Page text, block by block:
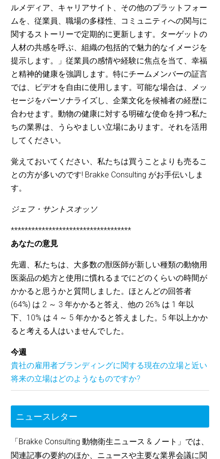
ルメディア、キャリアサイト、その他のプラットフォー
ムを、従業員、職場の多様性、コミュニティへの関与に
関するストーリーで定期的に更新します。ターゲットの
人材の共感を呼ぶ、組織の包括的で魅力的なイメージを
提示します。」従業員の感情や経験に焦点を当て、幸福
と精神的健康を強調します。特にチームメンバーの証言
では、ビデオを自由に使用します。可能な場合は、メッ
セージをパーソナライズし、企業文化を候補者の経歴に
合わせます。動物の健康に対する明確な使命を持つ私た
ちの業界は、うらやましい立場にあります。それを活用
してください。
覚えておいてください、私たちは買うことよりも売るこ
との方が多いのです! Brakke Consulting がお手伝いしま
す。
ジェフ・サントスオッソ
***********************************
あなたの意見
先週、私たちは、大多数の獣医師が新しい種類の動物用
医薬品の処方と使用に慣れるまでにどのくらいの時間が
かかると思うかと質問しました。ほとんどの回答者
(64%) は 2 ～ 3 年かかると答え、他の 26% は 1 年以
下、10% は 4 ～ 5 年かかると答えました。5 年以上かか
ると考える人はいませんでした。
今週
貴社の雇用者ブランディングに関する現在の立場と近い
将来の立場はどのようなものですか?
ニュースレター
「Brakke Consulting 動物衛生ニュース & ノート」では、
関連記事の要約のほか、ニュースや主要な業界会議に関